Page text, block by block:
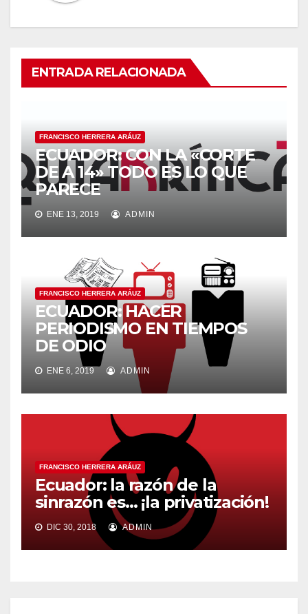
ENTRADA RELACIONADA
FRANCISCO HERRERA ARÁUZ
ECUADOR: CON LA «CORTE
DE A 14» TODO ES LO QUE
PARECE
ENE 13, 2019 ADMIN
FRANCISCO HERRERA ARÁUZ
ECUADOR: HACER
PERIODISMO EN TIEMPOS
DE ODIO
ENE 6, 2019 ADMIN
FRANCISCO HERRERA ARÁUZ
Ecuador: la razón de la
sinrazón es… ¡la privatización!
DIC 30, 2018 ADMIN